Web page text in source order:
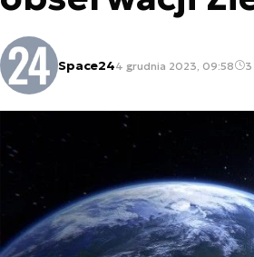
Space244 grudnia 2023, 09:58 3